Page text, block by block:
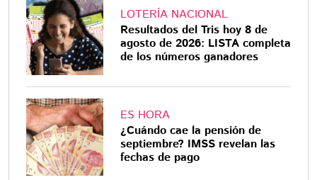
LOTERÍA NACIONAL
Resultados del Tris hoy 8 de
agosto de 2026: LISTA completa
de los números ganadores
ES HORA
¿Cuándo cae la pensión de
septiembre? IMSS revelan las
fechas de pago